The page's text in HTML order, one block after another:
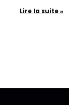
Lire la suite »